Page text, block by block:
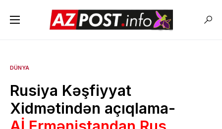
DÜNYA
Rusiya Kəşfiyyat
Xidmətindən açıqlama-